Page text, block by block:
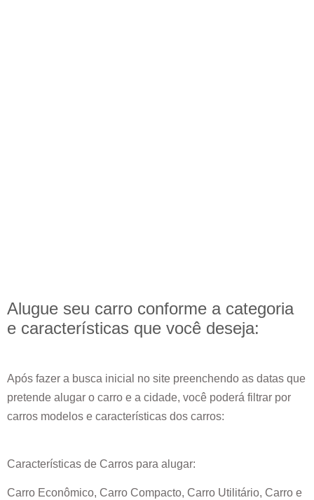
Alugue seu carro conforme a categoria
e características que você deseja:
Após fazer a busca inicial no site preenchendo as datas que
pretende alugar o carro e a cidade, você poderá filtrar por
carros modelos e características dos carros:
Características de Carros para alugar:
Carro Econômico, Carro Compacto, Carro Utilitário, Carro e